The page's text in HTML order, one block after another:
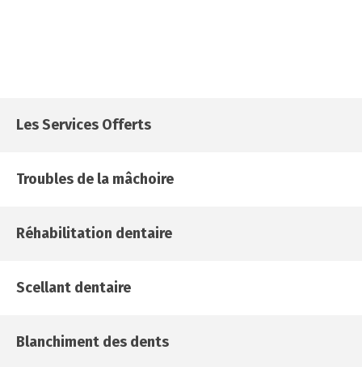
Les Services Offerts
Troubles de la mâchoire
Réhabilitation dentaire
Scellant dentaire
Blanchiment des dents